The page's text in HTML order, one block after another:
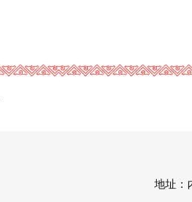
地址：